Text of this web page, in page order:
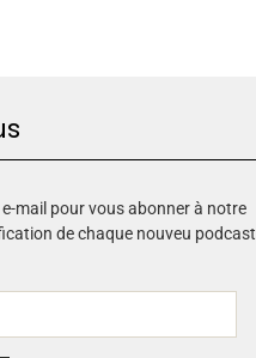
mail pour vous abonner à notre
de chaque nouveu podcast